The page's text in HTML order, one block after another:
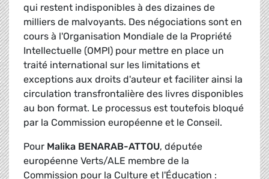
qui restent indisponibles à des dizaines de
milliers de malvoyants. Des négociations sont en
cours à l'Organisation Mondiale de la Propriété
Intellectuelle (OMPI) pour mettre en place un
traité international sur les limitations et
exceptions aux droits d'auteur et faciliter ainsi la
circulation transfrontalière des livres disponibles
au bon format. Le processus est toutefois bloqué
par la Commission européenne et le Conseil.
Pour Malika BENARAB-ATTOU, députée
européenne Verts/ALE membre de la
Commission pour la Culture et l'Éducation :